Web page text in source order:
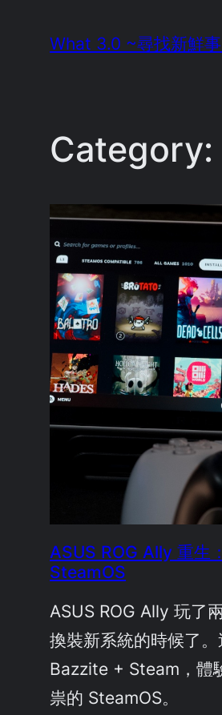
What 3.0 ~尋找新鮮
Category:
ASUS ROG Ally 重生
SteamOS
ASUS ROG Ally 玩了
換裝新系統的時候了
Bazzite + Steam，體
祟的 SteamOS。